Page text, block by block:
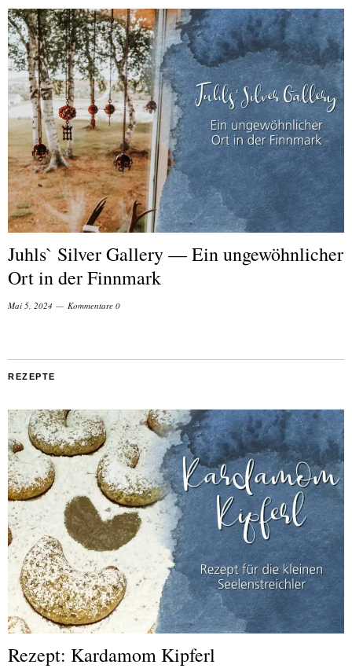
Juhls` Silver Gallery — Ein ungewöhnlicher
Ort in der Finnmark
Mai 5, 2024 Kommentare 0
REZEPTE
Rezept: Kardamom Kipferl